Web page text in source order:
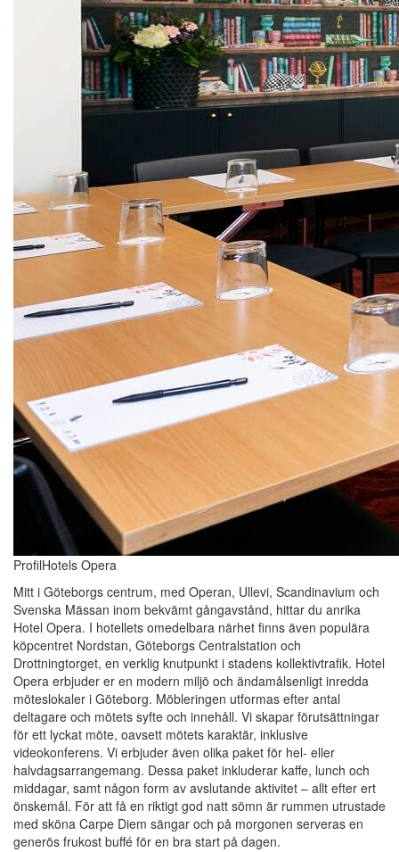
ProfilHotels Opera
Mitt i Göteborgs centrum, med Operan, Ullevi, Scandinavium och
Svenska Mässan inom bekvämt gångavstånd, hittar du anrika
Hotel Opera. I hotellets omedelbara närhet finns även populära
köpcentret Nordstan, Göteborgs Centralstation och
Drottningtorget, en verklig knutpunkt i stadens kollektivtrafik. Hotel
Opera erbjuder er en modern miljö och ändamålsenligt inredda
möteslokaler i Göteborg. Möbleringen utformas efter antal
deltagare och mötets syfte och innehåll. Vi skapar förutsättningar
för ett lyckat möte, oavsett mötets karaktär, inklusive
videokonferens. Vi erbjuder även olika paket för hel- eller
halvdagsarrangemang. Dessa paket inkluderar kaffe, lunch och
middagar, samt någon form av avslutande aktivitet – allt efter ert
önskemål. För att få en riktigt god natt sömn är rummen utrustade
med sköna Carpe Diem sängar och på morgonen serveras en
generös frukost buffé för en bra start på dagen.